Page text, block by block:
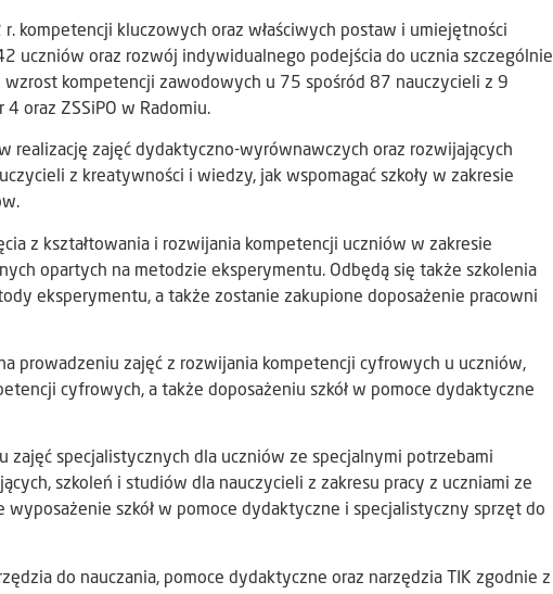
kompetencji kluczowych oraz właściwych postaw i umiejętności
uczniów oraz rozwój indywidualnego podejścia do ucznia szczególnie
kompetencji zawodowych u 75 spośród 87 nauczycieli z 9
4 oraz ZSSiPO w Radomiu.
realizację zajęć dydaktyczno-wyrównawczych oraz rozwijających
z kreatywności i wiedzy, jak wspomagać szkoły w zakresie
z kształtowania i rozwijania kompetencji uczniów w zakresie
opartych na metodzie eksperymentu. Odbędą się także szkolenia
eksperymentu, a także zostanie zakupione doposażenie pracowni
prowadzeniu zajęć z rozwijania kompetencji cyfrowych u uczniów,
cyfrowych, a także doposażeniu szkół w pomoce dydaktyczne
zajęć specjalistycznych dla uczniów ze specjalnymi potrzebami
szkoleń i studiów dla nauczycieli z zakresu pracy z uczniami ze
wyposażenie szkół w pomoce dydaktyczne i specjalistyczny sprzęt do
do nauczania, pomoce dydaktyczne oraz narzędzia TIK zgodnie z